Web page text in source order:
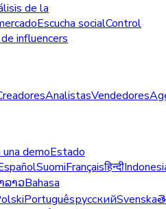
de la
Escucha socialControl
influencers
AnalistasVendedores
demoEstado
SuomiFrançaisहिन्दी
ລາວBahasa
PortuguêsрусскийSvenska